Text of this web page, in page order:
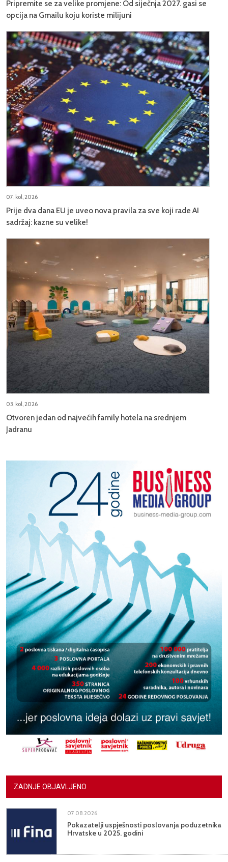
Pripremite se za velike promjene: Od siječnja 2027. gasi se
opcija na Gmailu koju koriste milijuni
07, kol, 2026
Prije dva dana EU je uveo nova pravila za sve koji rade AI
sadržaj: kazne su velike!
03, kol, 2026
Otvoren jedan od najvećih family hotela na srednjem
Jadranu
ZADNJE OBJAVLJENO
07.08.2026.
Pokazatelji uspješnosti poslovanja poduzetnika
Hrvatske u 2025. godini